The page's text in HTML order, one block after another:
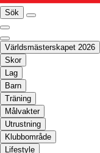
Sök
Världsmästerskapet 2026
Skor
Lag
Barn
Träning
Målvakter
Utrustning
Klubbområde
Lifestyle